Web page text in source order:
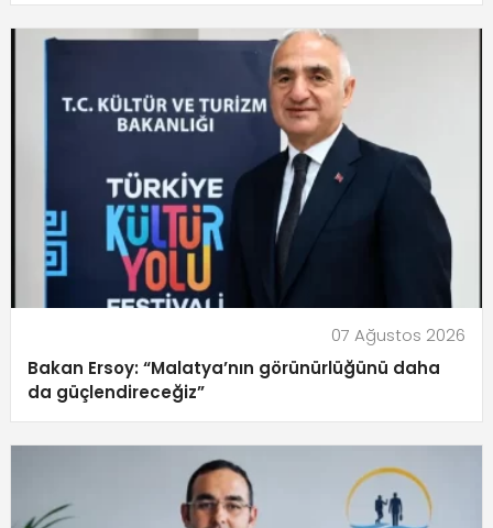
07 Ağustos 2026
Bakan Ersoy: “Malatya’nın görünürlüğünü daha
da güçlendireceğiz”